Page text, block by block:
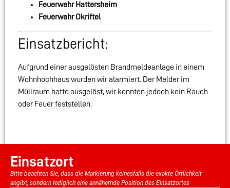
Feuerwehr Hattersheim
Feuerwehr Okriftel
Einsatzbericht:
Aufgrund einer ausgelösten Brandmeldeanlage in einem
Wohnhochhaus wurden wir alarmiert. Der Melder im
Müllraum hatte ausgelöst, wir konnten jedoch kein Rauch
oder Feuer feststellen.
Einsatzort
Bitte beachten Sie, dass die Markierung keinesfalls die exakte Örtlichkeit
angibt, sondern lediglich eine annähernde Position des Einsatzortes